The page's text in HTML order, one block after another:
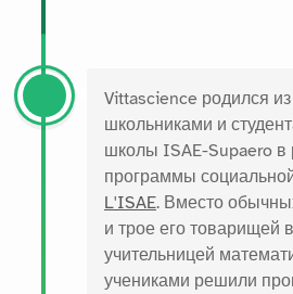
Vittascience родился
школьниками и
школы ISAE-Supaero в
программы
L'ISAE. Вместо
и трое его товарищей
учительницей
учениками решили